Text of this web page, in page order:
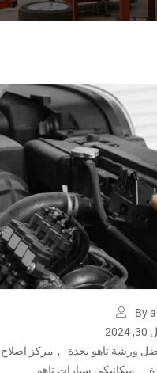
By
ورشة تاهو بجدة
, مركز
, ميكانيكي سيارات تاهو